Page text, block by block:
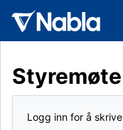
Logg inn for å